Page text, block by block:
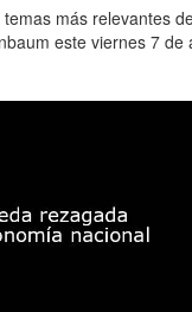
más relevantes
este viernes 7 de